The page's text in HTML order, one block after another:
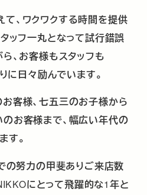
、ワクワクする時間を提供
ッフ一丸となって試行錯誤
、お客様もスタッフも
に日々励んでいます。
客様、七五三のお子様から
お客様まで、幅広い年代の
す。
の努力の甲斐ありご来店数
にとって飛躍的な1年と